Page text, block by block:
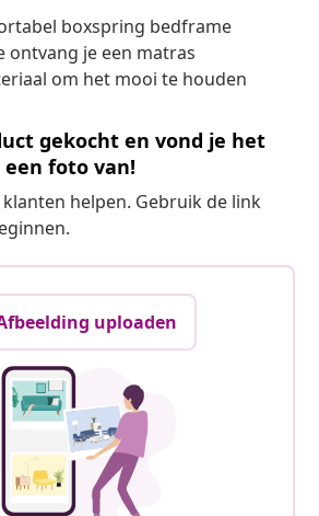
boxspring bedframe
ontvang je een matras
om het mooi te houden
gekocht en vond je het
een foto van!
helpen. Gebruik de link
uploaden